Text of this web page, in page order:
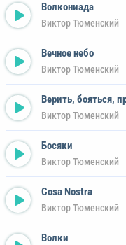
Волкониада
Виктор Тюменский
Вечное небо
Виктор Тюменский
Верить, бояться,
Виктор Тюменский
Босяки
Виктор Тюменский
Cosa Nostra
Виктор Тюменский
Волки